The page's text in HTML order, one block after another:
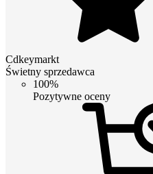
Cdkeymarkt
Świetny sprzedawca
100%
Pozytywne oceny